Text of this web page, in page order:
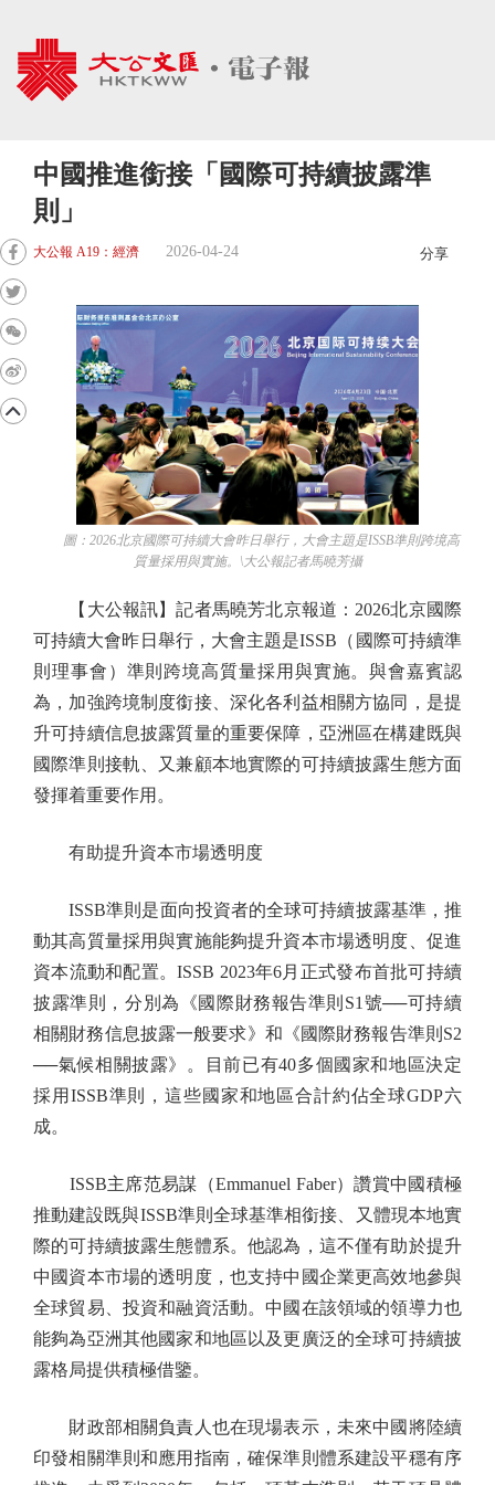
中國推進銜接「國際可持續披露準
則」
大公報 A19：經濟 2026-04-24 分享
圖：2026北京國際可持續大會昨日舉行，大會主題是ISSB準則跨境高
質量採用與實施。\大公報記者馬曉芳攝
【大公報訊】記者馬曉芳北京報道：2026北京國際
可持續大會昨日舉行，大會主題是ISSB（國際可持續準
則理事會）準則跨境高質量採用與實施。與會嘉賓認
為，加強跨境制度銜接、深化各利益相關方協同，是提
升可持續信息披露質量的重要保障，亞洲區在構建既與
國際準則接軌、又兼顧本地實際的可持續披露生態方面
發揮着重要作用。
有助提升資本市場透明度
ISSB準則是面向投資者的全球可持續披露基準，推
動其高質量採用與實施能夠提升資本市場透明度、促進
資本流動和配置。ISSB 2023年6月正式發布首批可持續
披露準則，分別為《國際財務報告準則S1號──可持續
相關財務信息披露一般要求》和《國際財務報告準則S2
──氣候相關披露》。目前已有40多個國家和地區決定
採用ISSB準則，這些國家和地區合計約佔全球GDP六
成。
ISSB主席范易謀（Emmanuel Faber）讚賞中國積極
推動建設既與ISSB準則全球基準相銜接、又體現本地實
際的可持續披露生態體系。他認為，這不僅有助於提升
中國資本市場的透明度，也支持中國企業更高效地參與
全球貿易、投資和融資活動。中國在該領域的領導力也
能夠為亞洲其他國家和地區以及更廣泛的全球可持續披
露格局提供積極借鑒。
財政部相關負責人也在現場表示，未來中國將陸續
印發相關準則和應用指南，確保準則體系建設平穩有序